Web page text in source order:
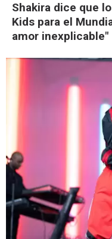
Shakira dice que
Kids para el
amor inexplicable"